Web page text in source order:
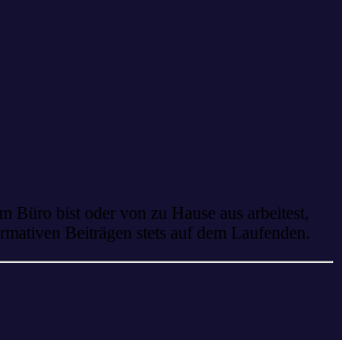
Büro bist oder von zu Hause aus arbeitest,
Beiträgen stets auf dem Laufenden.